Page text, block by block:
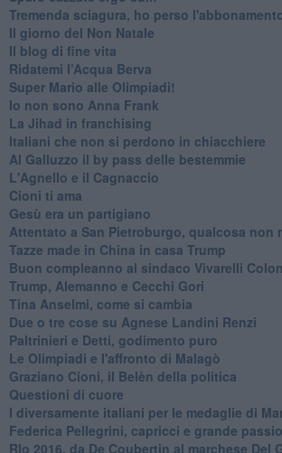
Tremenda sciagura, ho perso
Il giorno del Non Natale
Il blog di fine vita
​Ridatemi l’Acqua Berva
Super Mario alle Olimpiadi!
Io non sono Anna Frank
​La Jihad in franchising
Italiani che non si perdono in chiacchiere
Al Galluzzo il by pass delle bestemmie
L'Agnello e il Cagnaccio
Cioni ti ama
​Gesù era un partigiano
Attentato a San Pietroburgo, qualcosa non
Tazze made in China in casa Trump
Buon compleanno al sindaco Vivarelli
Trump, Alemanno e Cecchi Gori
Tina Anselmi, come si cambia
Due o tre cose su Agnese Landini Renzi
Paltrinieri e Detti, godimento puro
Le Olimpiadi e l'affronto di Malagò
Graziano Cioni, il Belèn della politica
Questioni di cuore
I diversamente italiani per le medaglie di
Federica Pellegrini, capricci e grande
RIo 2016, da De Coubertin al marchese Del